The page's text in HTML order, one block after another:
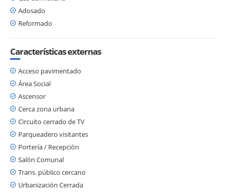
Adosado
Reformado
Características externas
Acceso pavimentado
Área Social
Ascensor
Cerca zona urbana
Circuito cerrado de TV
Parqueadero visitantes
Portería / Recepción
Salón Comunal
Trans. público cercano
Urbanización Cerrada